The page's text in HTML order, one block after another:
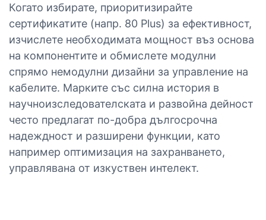
Когато избирате, приоритизирайте
сертификатите (напр. 80 Plus) за ефективност,
изчислете необходимата мощност въз основа
на компонентите и обмислете модулни
спрямо немодулни дизайни за управление на
кабелите. Марките със силна история в
научноизследователската и развойна дейност
често предлагат по-добра дългосрочна
надеждност и разширени функции, като
например оптимизация на захранването,
управлявана от изкуствен интелект.